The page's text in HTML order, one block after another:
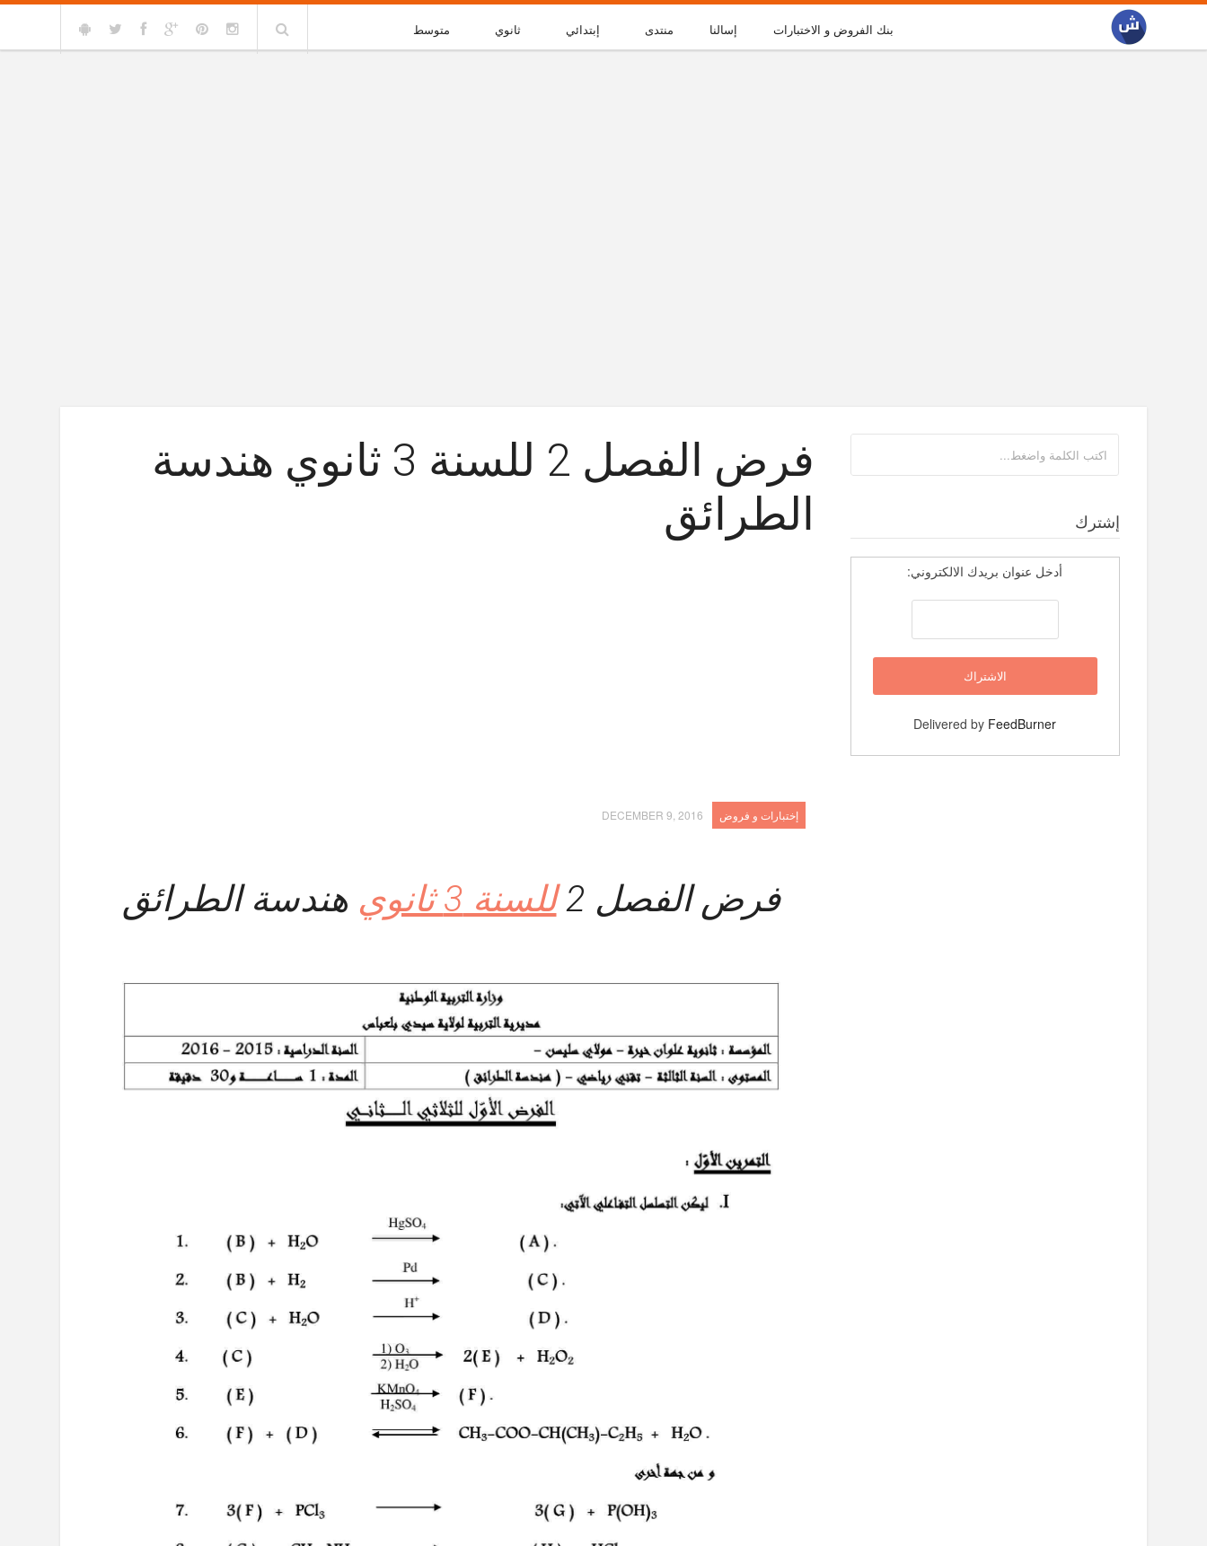
متوسط ثانوي إبتدائي منتدى إسالنا بنك الفروض و الاختبارات
فرض الفصل 2 للسنة 3 ثانوي هندسة
الطرائق
إختبارات و فروض DECEMBER 9, 2016
فرض الفصل 2 للسنة 3 ثانوي هندسة الطرائق
إشترك
أدخل عنوان بريدك الالكتروني:
Delivered by FeedBurner